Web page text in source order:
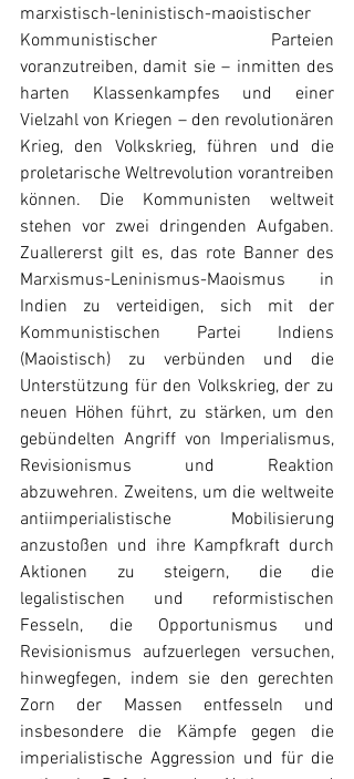
marxistisch-leninistisch-maoistischer
Kommunistischer Parteien
voranzutreiben, damit sie – inmitten des
harten Klassenkampfes und einer
Vielzahl von Kriegen – den revolutionären
Krieg, den Volkskrieg, führen und die
proletarische Weltrevolution vorantreiben
können. Die Kommunisten weltweit
stehen vor zwei dringenden Aufgaben.
Zuallererst gilt es, das rote Banner des
Marxismus-Leninismus-Maoismus in
Indien zu verteidigen, sich mit der
Kommunistischen Partei Indiens
(Maoistisch) zu verbünden und die
Unterstützung für den Volkskrieg, der zu
neuen Höhen führt, zu stärken, um den
gebündelten Angriff von Imperialismus,
Revisionismus und Reaktion
abzuwehren. Zweitens, um die weltweite
antiimperialistische Mobilisierung
anzustoßen und ihre Kampfkraft durch
Aktionen zu steigern, die die
legalistischen und reformistischen
Fesseln, die Opportunismus und
Revisionismus aufzuerlegen versuchen,
hinwegfegen, indem sie den gerechten
Zorn der Massen entfesseln und
insbesondere die Kämpfe gegen die
imperialistische Aggression und für die